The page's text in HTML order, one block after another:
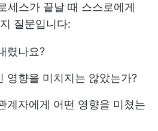
세스가 끝날 때 스스로에게
질문입니다:
렸나요?
영향을 미치지는 않았는가?
계자에게 어떤 영향을 미쳤는